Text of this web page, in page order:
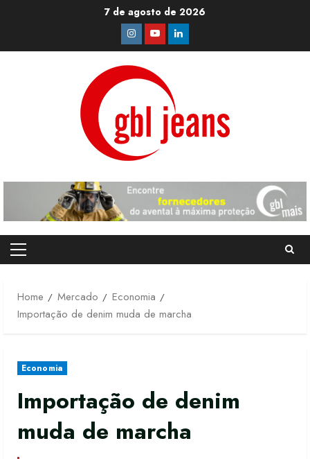
7 de agosto de 2026
Instagram
YoutubeLinkedin
Primary
Home
Mercado
Economia
Importação de denim muda de marcha
Economia
Importação de denim
muda de marcha